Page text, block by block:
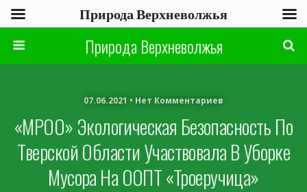
Природа Верхневолжья
07.06.2021 • Нет Комментариев
«МРОО» Экологическая Безопасность По
Тверской Области Участвовала В Уборке
Мусора На ООПТ «Троеручица»
Природа Верхневолжья